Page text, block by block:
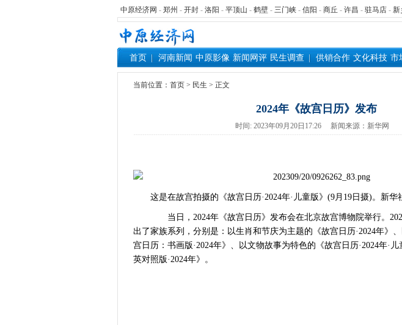
中原经济网 - 郑州 - 开封 - 洛阳 - 平顶山 - 鹤壁 - 三门峡 - 信阳 - 商丘 - 许昌 - 驻马店 - 新
首页 河南新闻 中原影像 新闻网评 民生调查 供销合作 文化科技 市
当前位置： 首页 > 民生 > 正文
2024年《故宫日历》发布
时间: 2023年09月20日17:26 新闻来源：新华网
这是在故宫拍摄的《故宫日历·2024年·儿童版》(9月19日摄)。新华
当日，2024年《故宫日历》发布会在北京故宫博物院举行。
出了家族系列，分别是：以生肖和节庆为主题的《故宫日历·2024年》
宫日历：书画版·2024年》、以文物故事为特色的《故宫日历·2024年·
英对照版·2024年》。